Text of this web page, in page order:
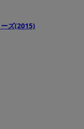
ズ(2015)